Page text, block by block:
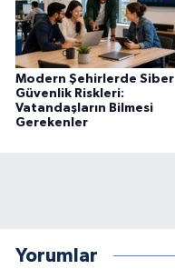
Modern Şehirlerde Siber
Güvenlik Riskleri:
Vatandaşların Bilmesi
Gerekenler
Yorumlar